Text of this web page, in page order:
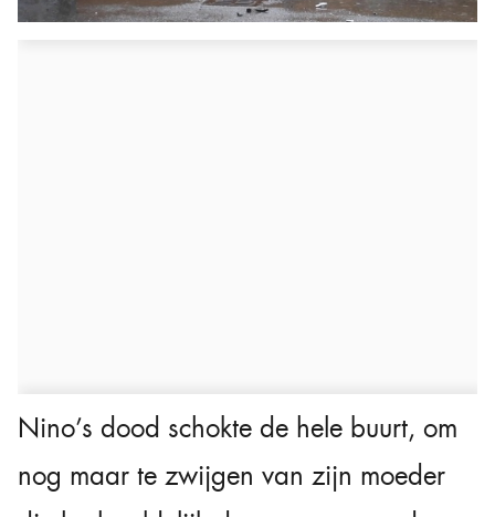
Nino’s dood schokte de hele buurt, om
nog maar te zwijgen van zijn moeder